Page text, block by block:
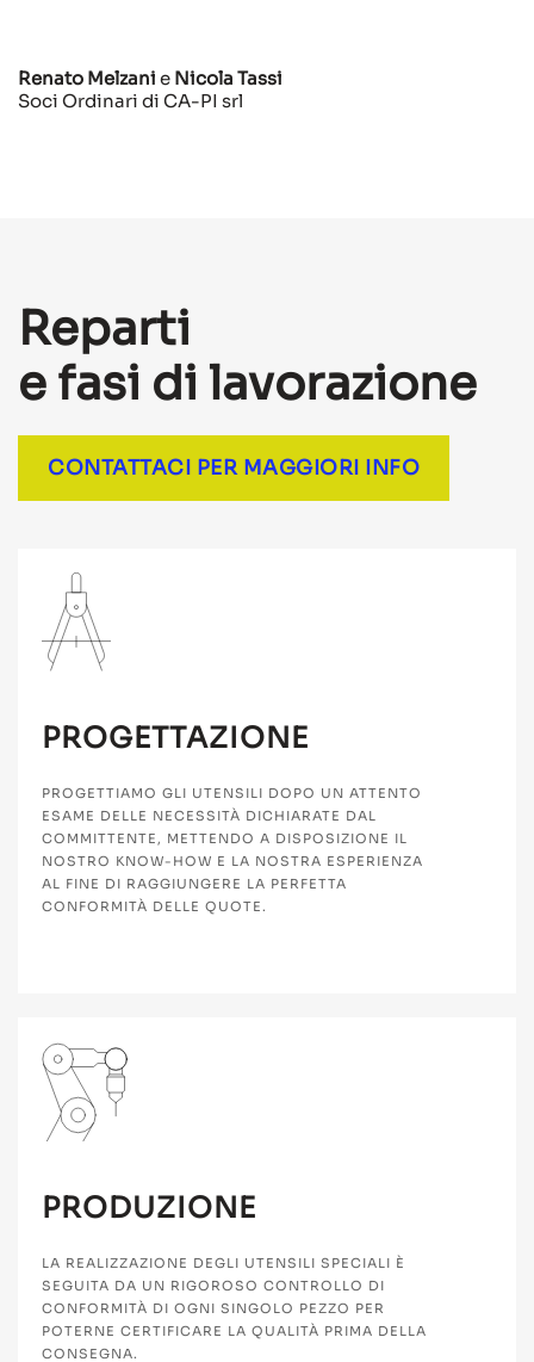
Renato Melzani e Nicola Tassi
Soci Ordinari di CA-PI srl
Reparti
e fasi di lavorazione
CONTATTACI PER MAGGIORI INFO
PROGETTAZIONE
PROGETTIAMO GLI UTENSILI DOPO UN ATTENTO
ESAME DELLE NECESSITÀ DICHIARATE DAL
COMMITTENTE, METTENDO A DISPOSIZIONE IL
NOSTRO KNOW-HOW E LA NOSTRA ESPERIENZA
AL FINE DI RAGGIUNGERE LA PERFETTA
CONFORMITÀ DELLE QUOTE.
PRODUZIONE
LA REALIZZAZIONE DEGLI UTENSILI SPECIALI È
SEGUITA DA UN RIGOROSO CONTROLLO DI
CONFORMITÀ DI OGNI SINGOLO PEZZO PER
POTERNE CERTIFICARE LA QUALITÀ PRIMA DELLA
CONSEGNA.